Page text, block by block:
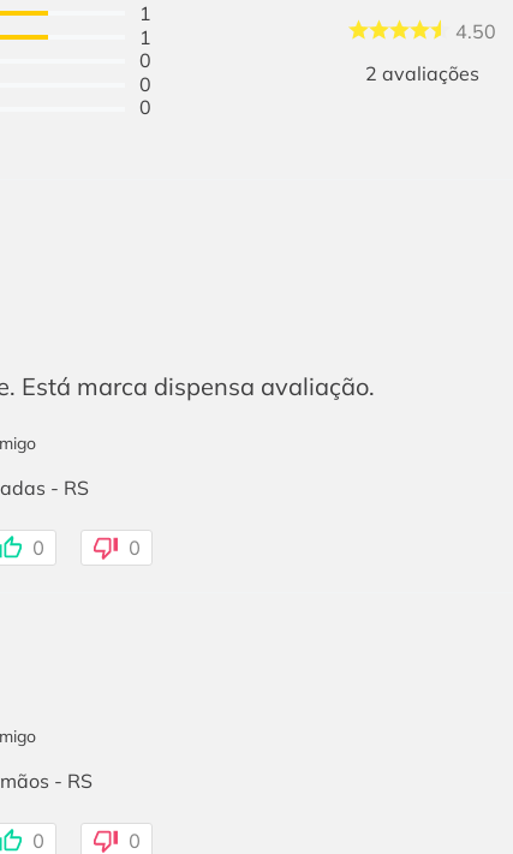
1
1
0
0
0
4.50
2avaliações
Está marca dispensa avaliação.
- RS
0 0
- RS
0 0